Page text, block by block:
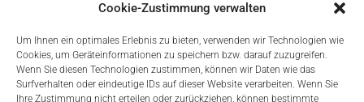
Cookie-Zustimmung verwalten
Um Ihnen ein optimales Erlebnis zu bieten, verwenden wir Technologien wie
Cookies, um Geräteinformationen zu speichern bzw. darauf zuzugreifen.
Wenn Sie diesen Technologien zustimmen, können wir Daten wie das
Surfverhalten oder eindeutige IDs auf dieser Website verarbeiten. Wenn Sie
Ihre Zustimmung nicht erteilen oder zurückziehen, können bestimmte
Einfach Online Bezahlen